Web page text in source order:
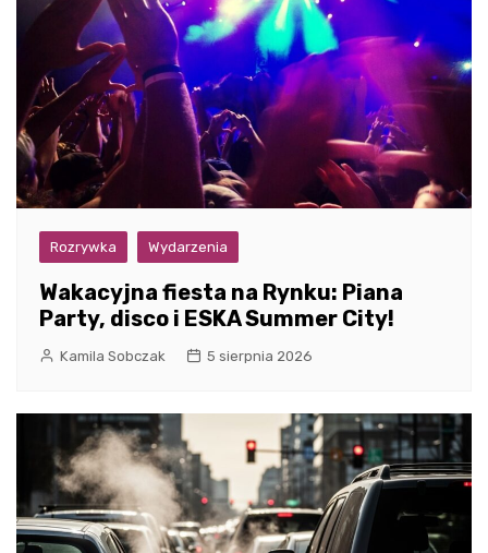
Rozrywka Wydarzenia
Wakacyjna fiesta na Rynku: Piana
Party, disco i ESKA Summer City!
Kamila Sobczak 5 sierpnia 2026